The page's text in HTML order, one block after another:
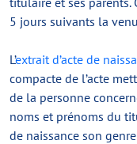
5 jours suivants la
L’extrait d’acte de
compacte de l’acte
de la personne
noms et prénoms du
de naissance son